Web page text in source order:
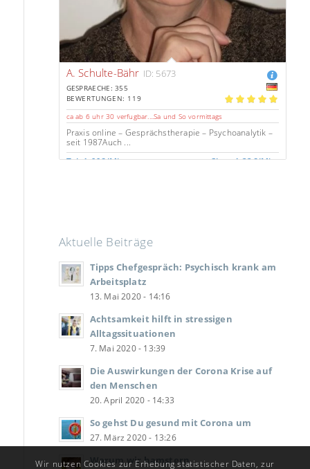
A. Schulte-Bähr ID: 5673
GESPRAECHE: 355
BEWERTUNGEN: 119
ca ab 6 uhr 30 verfugbar....Sa und So vormittags
Praxis online – Gesprächstherapie – Psychoanalytik –
seit 1987Auch ...
Tel: 1.66€/Min.
Chat: 1.33€/Min.
Aktuelle Beiträge
Tipps Chefgespräch: Psychisch krank am
Arbeitsplatz
13. Mai 2020 - 14:16
Achtsamkeit hilft in stressigen
Alltagssituationen
7. Mai 2020 - 13:39
Die Auswirkungen der Corona Krise auf
den Menschen
20. April 2020 - 14:33
So gehst Du gesund mit Corona um
27. März 2020 - 13:26
Warum wir hamstern
Wir nutzen Cookies zur Erhebung statistischer Daten, zur